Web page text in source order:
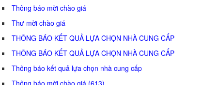
Thông báo mời chào giá
Thư mời chào giá
THÔNG BÁO KẾT QUẢ LỰA CHỌN NHÀ CUNG CẤP
THÔNG BÁO KẾT QUẢ LỰA CHỌN NHÀ CUNG CẤP
Thông báo kết quả lựa chọn nhà cung cấp
Thông báo mời chào giá (613)